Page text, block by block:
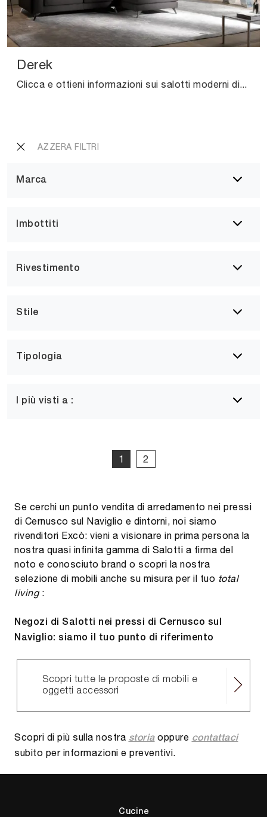
AZZERA FILTRI
Marca
Imbottiti
Rivestimento
Stile
Tipologia
I più visti a :
Derek
Clicca e ottieni informazioni sui salotti moderni di Excò! Molteplici modelli di divani, come Derek, ti aspettano.
1 2
Se cerchi un punto vendita di arredamento nei pressi
di Cernusco sul Naviglio e dintorni, noi siamo
rivenditori Excò: vieni a visionare in prima persona la
nostra quasi infinita gamma di Salotti a firma del
noto e conosciuto brand o scopri la nostra
selezione di mobili anche su misura per il tuo total
living :
Negozi di Salotti nei pressi di Cernusco sul
Naviglio: siamo il tuo punto di riferimento
Scopri tutte le proposte di mobili e
oggetti accessori
Scopri di più sulla nostra storiaoppure contattaci
subito per informazioni e preventivi.
Cucine